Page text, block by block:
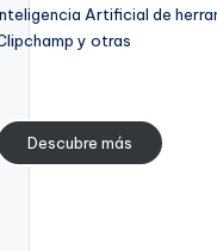
Artificial de
y otras
Descubre más